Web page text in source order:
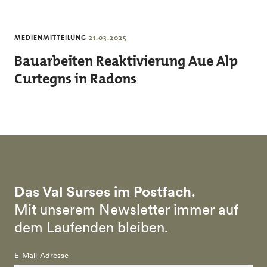
MEDIENMITTEILUNG 21.03.2025
Bauarbeiten Reaktivierung Aue Alp
Curtegns in Radons
Das Val Surses im Postfach.
Mit unserem Newsletter immer auf
dem Laufenden bleiben.
E-Mail-Adresse